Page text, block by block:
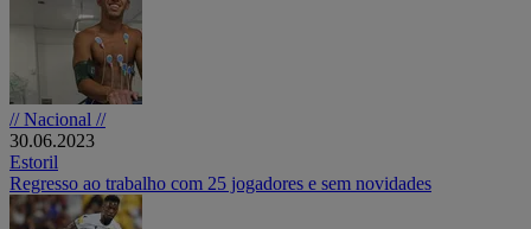
// Nacional //
30.06.2023
Estoril
Regresso ao trabalho com 25 jogadores e sem novidades